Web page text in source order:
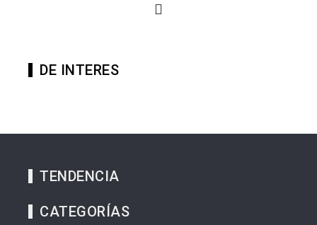
DE INTERES
TENDENCIA
CATEGORÍAS